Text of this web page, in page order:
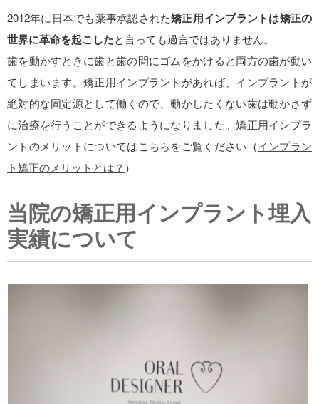
2012年に日本でも薬事承認された矯正用インプラントは矯正の
世界に革命を起こしたと言っても過言ではありません。
歯を動かすときに歯と歯の間にゴムをかけると両方の歯が動い
てしまいます。矯正用インプラントがあれば、インプラントが
絶対的な固定源として働くので、動かしたくない歯は動かさず
に治療を行うことができるようになりました。矯正用インプラ
ントのメリットについてはこちらをご覧ください（インプラン
ト矯正のメリットとは？ ）
当院の矯正用インプラント埋入
実績について